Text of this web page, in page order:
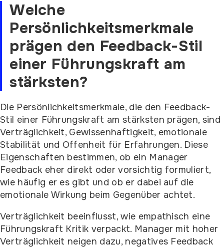
Welche
Persönlichkeitsmerkmale
prägen den Feedback-Stil
einer Führungskraft am
stärksten?
Die Persönlichkeitsmerkmale, die den Feedback-
Stil einer Führungskraft am stärksten prägen, sind
Verträglichkeit, Gewissenhaftigkeit, emotionale
Stabilität und Offenheit für Erfahrungen. Diese
Eigenschaften bestimmen, ob ein Manager
Feedback eher direkt oder vorsichtig formuliert,
wie häufig er es gibt und ob er dabei auf die
emotionale Wirkung beim Gegenüber achtet.
Verträglichkeit beeinflusst, wie empathisch eine
Führungskraft Kritik verpackt. Manager mit hoher
Verträglichkeit neigen dazu, negatives Feedback